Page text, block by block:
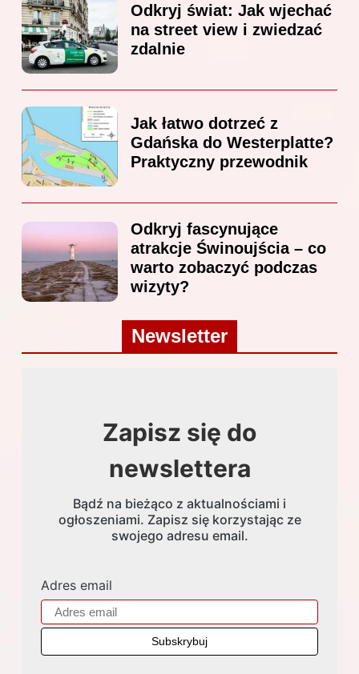
Odkryj świat: Jak wjechać
na street view i zwiedzać
zdalnie
Jak łatwo dotrzeć z
Gdańska do Westerplatte?
Praktyczny przewodnik
Odkryj fascynujące
atrakcje Świnoujścia – co
warto zobaczyć podczas
wizyty?
Newsletter
Zapisz się do
newslettera
Bądź na bieżąco z aktualnościami i
ogłoszeniami. Zapisz się korzystając ze
swojego adresu email.
Adres email